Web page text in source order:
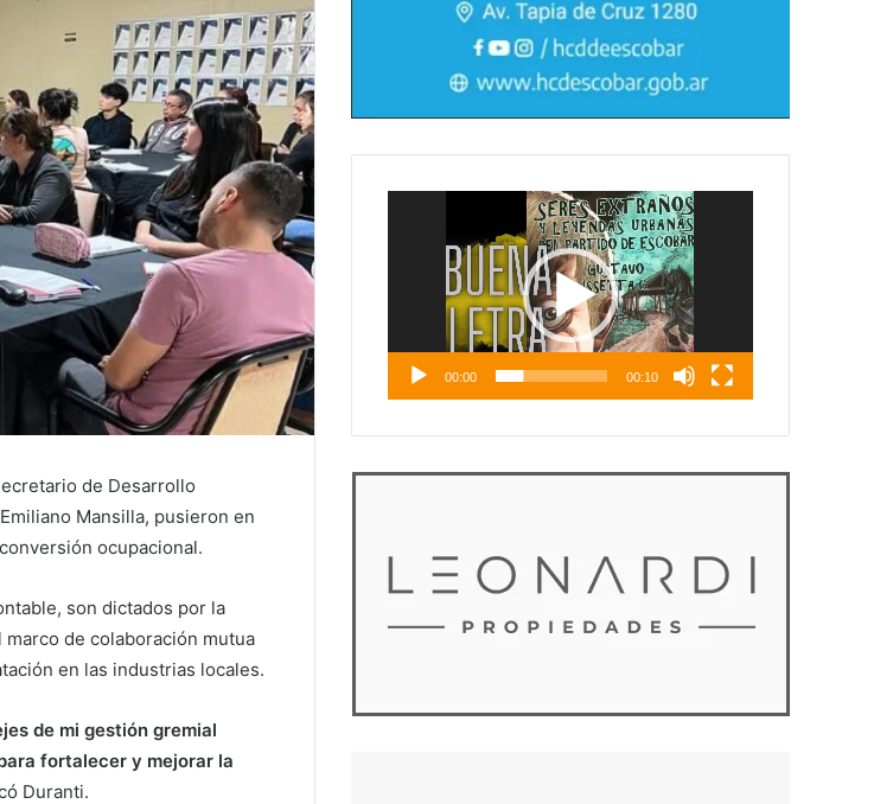
de Desarrollo
Mansilla, pusieron en
ocupacional.
son dictados por la
de colaboración mutua
en las industrias locales.
de mi gestión gremial
fortalecer y mejorar la
Duranti.
00:00 00:10